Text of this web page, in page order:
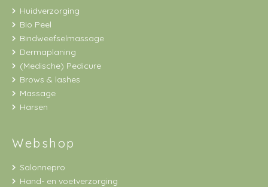
Huidverzorging
Bio Peel
Bindweefselmassage
Dermaplaning
(Medische) Pedicure
Brows & lashes
Massage
Harsen
Webshop
Salonnepro
Hand- en voetverzorging